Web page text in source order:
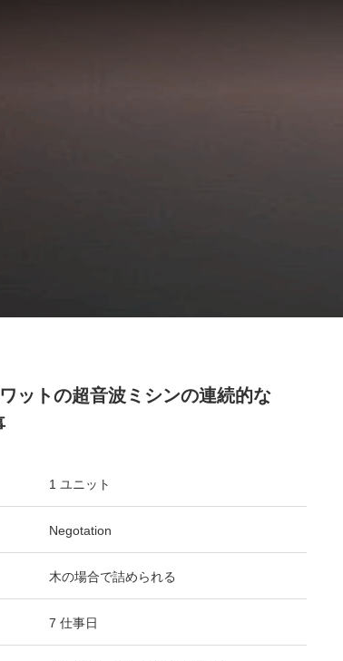
ットの超音波ミシンの連続的な
1 ユニット
Negotation
木の場合で詰められる
7 仕事日